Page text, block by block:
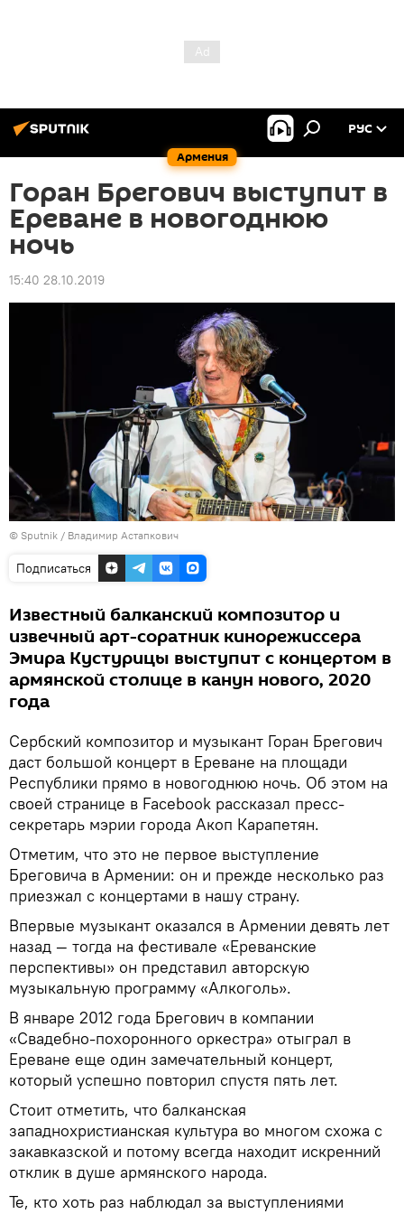
Армения
РУС
Горан Брегович выступит в
Ереване в новогоднюю
ночь
15:40 28.10.2019
© Sputnik / Владимир Астапкович
Подписаться
Известный балканский композитор и
извечный арт-соратник кинорежиссера
Эмира Кустурицы выступит с концертом в
армянской столице в канун нового, 2020
года
Сербский композитор и музыкант Горан Брегович
даст большой концерт в Ереване на площади
Республики прямо в новогоднюю ночь. Об этом на
своей странице в Facebook рассказал пресс-
секретарь мэрии города Акоп Карапетян.
Отметим, что это не первое выступление
Бреговича в Армении: он и прежде несколько раз
приезжал с концертами в нашу страну.
Впервые музыкант оказался в Армении девять лет
назад — тогда на фестивале «Ереванские
перспективы» он представил авторскую
музыкальную программу «Алкоголь».
В январе 2012 года Брегович в компании
«Свадебно-похоронного оркестра» отыграл в
Ереване еще один замечательный концерт,
который успешно повторил спустя пять лет.
Стоит отметить, что балканская
западнохристианская культура во многом схожа с
закавказской и потому всегда находит искренний
отклик в душе армянского народа.
Те, кто хоть раз наблюдал за выступлениями